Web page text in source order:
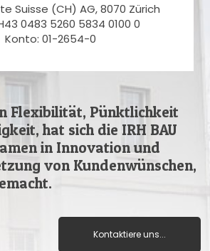
Suisse (CH) AG, 8070 Zürich
0483 5260 5834 0100 0
Konto: 01-2654-0
Flexibilität, Pünktlichkeit
hat sich die IRH BAU
in Innovation und
von Kundenwünschen,
Kontaktiere uns...